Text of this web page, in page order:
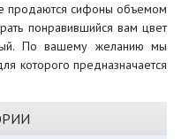
продаются сифоны объемом
понравившийся вам цвет
По вашему желанию мы
которого предназначается